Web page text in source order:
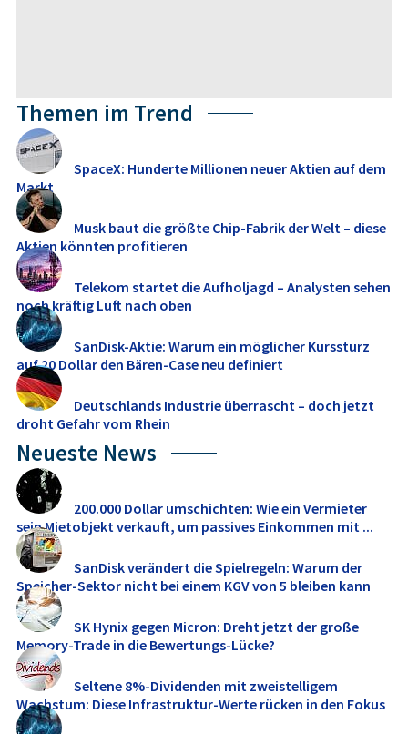
Themen im Trend
SpaceX: Hunderte Millionen neuer Aktien auf dem
Markt
Musk baut die größte Chip-Fabrik der Welt – diese
Aktien könnten profitieren
Telekom startet die Aufholjagd – Analysten sehen
noch kräftig Luft nach oben
SanDisk-Aktie: Warum ein möglicher Kurssturz
auf 20 Dollar den Bären-Case neu definiert
Deutschlands Industrie überrascht – doch jetzt
droht Gefahr vom Rhein
Neueste News
200.000 Dollar umschichten: Wie ein Vermieter
sein Mietobjekt verkauft, um passives Einkommen mit ...
SanDisk verändert die Spielregeln: Warum der
Speicher-Sektor nicht bei einem KGV von 5 bleiben kann
SK Hynix gegen Micron: Dreht jetzt der große
Memory‑Trade in die Bewertungs-Lücke?
Seltene 8%-Dividenden mit zweistelligem
Wachstum: Diese Infrastruktur-Werte rücken in den Fokus